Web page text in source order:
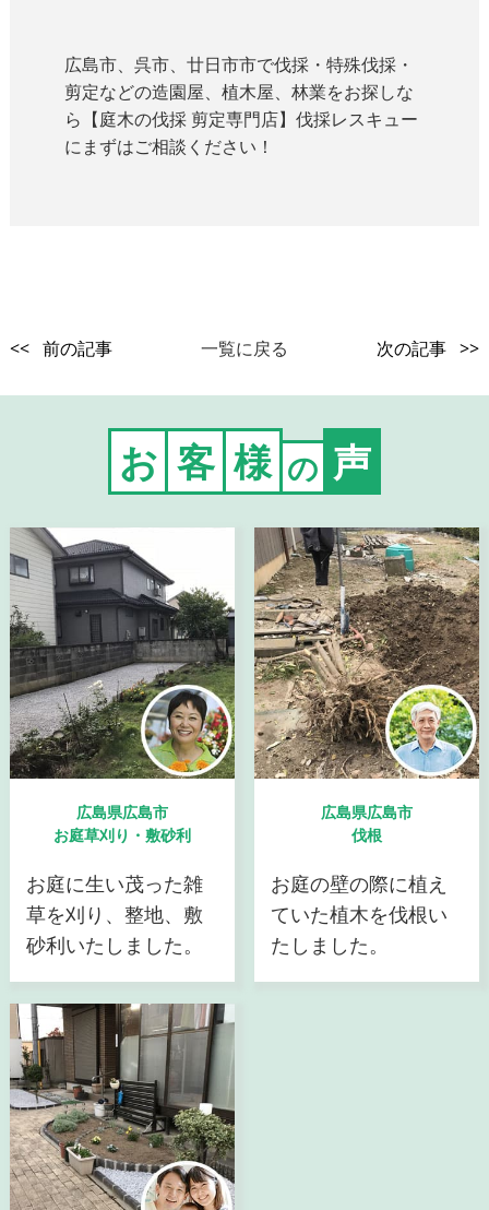
広島市、呉市、廿日市市で伐採・特殊伐採・
剪定などの造園屋、植木屋、林業をお探しな
ら【庭木の伐採 剪定専門店】伐採レスキュー
にまずはご相談ください！
<< 前の記事 一覧に戻る 次の記事 >>
お 客 様 の 声
広島県広島市
お庭草刈り・敷砂利
お庭に生い茂った雑
草を刈り、整地、敷
砂利いたしました。
広島県広島市
伐根
お庭の壁の際に植え
ていた植木を伐根い
たしました。